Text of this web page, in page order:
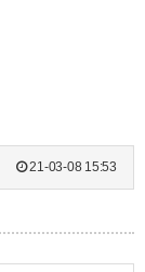
21-03-08 15:53